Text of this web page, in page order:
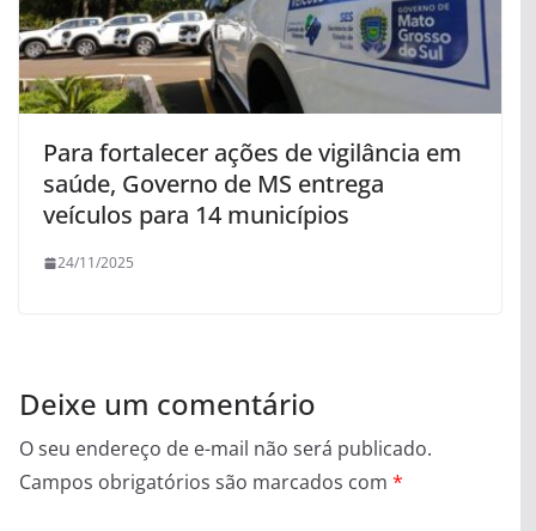
Para fortalecer ações de vigilância em
saúde, Governo de MS entrega
veículos para 14 municípios
24/11/2025
Deixe um comentário
O seu endereço de e-mail não será publicado.
Campos obrigatórios são marcados com *